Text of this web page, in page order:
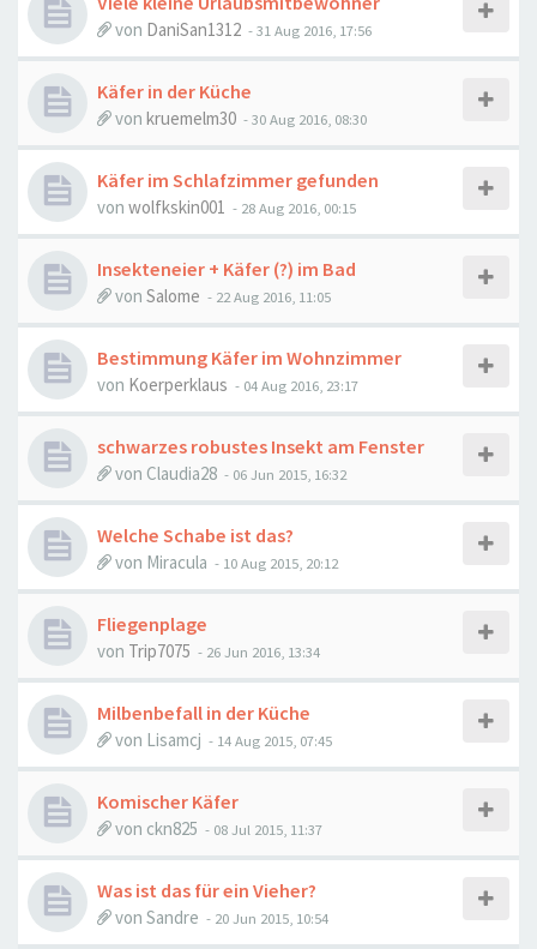
von DaniSan1312 -31 Aug 2016, 17:56
Käfer in der Küche
von kruemelm30 -30 Aug 2016, 08:30
Käfer im Schlafzimmer gefunden
von wolfkskin001 - 28 Aug 2016, 00:15
Insekteneier + Käfer (?) im Bad
von Salome - 22 Aug 2016, 11:05
Bestimmung Käfer im Wohnzimmer
von Koerperklaus - 04 Aug 2016, 23:17
schwarzes robustes Insekt am Fenster
von Claudia28 - 06 Jun 2015, 16:32
Welche Schabe ist das?
von Miracula - 10 Aug 2015, 20:12
Fliegenplage
von Trip7075 - 26 Jun 2016, 13:34
Milbenbefall in der Küche
von Lisamcj - 14 Aug 2015, 07:45
Komischer Käfer
von ckn825 - 08 Jul 2015, 11:37
Was ist das für ein Vieher?
von Sandre - 20 Jun 2015, 10:54